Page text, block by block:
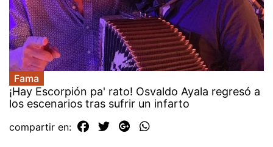
Fama
¡Hay Escorpión pa' rato! Osvaldo Ayala regresó a
los escenarios tras sufrir un infarto
compartir en: